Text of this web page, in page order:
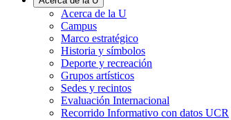
Acerca de la U
Campus
Marco estratégico
Historia y símbolos
Deporte y recreación
Grupos artísticos
Sedes y recintos
Evaluación Internacional
Recorrido Informativo con datos UCR